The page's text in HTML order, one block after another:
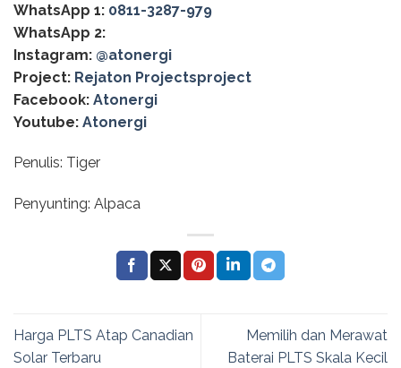
WhatsApp 1: 0811-3287-979
WhatsApp 2:
Instagram: @‌atonergi
Project: Rejaton Projectsproject
Facebook: Atonergi
Youtube: Atonergi
Penulis: Tiger
Penyunting: Alpaca
Harga PLTS Atap Canadian
Solar Terbaru
Memilih dan Merawat
Baterai PLTS Skala Kecil